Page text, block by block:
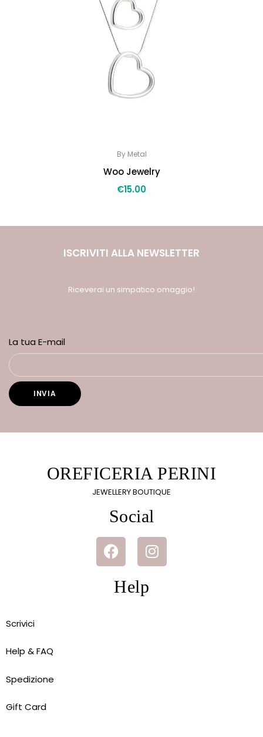
By Metal
Woo Jewelry
€15.00
ISCRIVITI ALLA NEWSLETTER
Riceverai un simpatico omaggio!
La tua E-mail
OREFICERIA PERINI
JEWELLERY BOUTIQUE
Social
Help
Scrivici
Help & FAQ
Spedizione
Gift Card